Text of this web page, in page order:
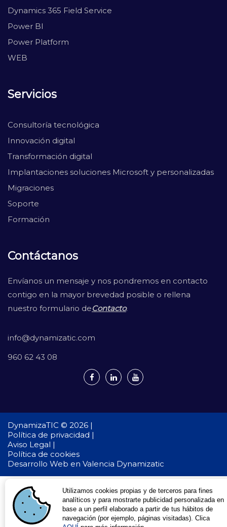
Dynamics 365 Field Service
Power BI
Power Platform
WEB
Servicios
Consultoría tecnológica
Innovación digital
Transformación digital
Implantaciones soluciones Microsoft y personalizadas
Migraciones
Soporte
Formación
Contáctanos
Envíanos un mensaje y nos pondremos en contacto
contigo en la mayor brevedad posible o rellena
nuestro formulario deContacto.
info@dynamizatic.com
960 62 43 08
DynamizaTIC © 2026 |
Política de privacidad |
Aviso Legal |
Política de cookies
Desarrollo Web en Valencia Dynamizatic
Utilizamos cookies propias y de terceros para fines
analíticos y para mostrarte publicidad personalizada en
base a un perfil elaborado a partir de tus hábitos de
navegación (por ejemplo, páginas visitadas). Clica